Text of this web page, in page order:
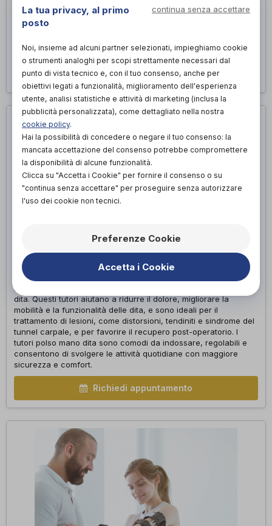
tunnel carpale: sono facili da indossare e regolare, e offrono
un supporto personalizzato per ridurre il dolore, migliorare la
funzionalità e facilitare le attività quotidiane. I tutori per polso e
prevenzione delle lesioni.
Richiedi appuntamento
POLSO MANO DITA
I tutori per polso, mano e dita forniscono supporto e
stabilizzazione alle articolazioni del polso, della mano e delle
dita. Questi tutori aiutano a ridurre il dolore, migliorare la
mobilità e la funzionalità delle dita, e sono ideali per il
trattamento di lesioni, come distorsioni, tendiniti e sindrome del
tunnel carpale, e per favorire il recupero post-operatorio. I
tutori polso mano dita sono comodi da indossare, regolabili e
consentono di svolgere le attività quotidiane con maggiore
sicurezza e comfort.
Richiedi appuntamento
La tua privacy, al primo
posto
continua senza accettare
Noi, insieme ad alcuni partner selezionati, impieghiamo cookie
o strumenti analoghi per scopi strettamente necessari dal
punto di vista tecnico e, con il tuo consenso, anche per
obiettivi legati a funzionalità, miglioramento dell'esperienza
utente, analisi statistiche e attività di marketing (inclusa la
pubblicità personalizzata), come dettagliato nella nostra
cookie policy.
Hai la possibilità di concedere o negare il tuo consenso: la
mancata accettazione del consenso potrebbe compromettere
la disponibilità di alcune funzionalità.
Clicca su "Accetta i Cookie" per fornire il consenso o su
"continua senza accettare" per proseguire senza autorizzare
l'uso dei cookie non tecnici.
Preferenze Cookie
Accetta i Cookie